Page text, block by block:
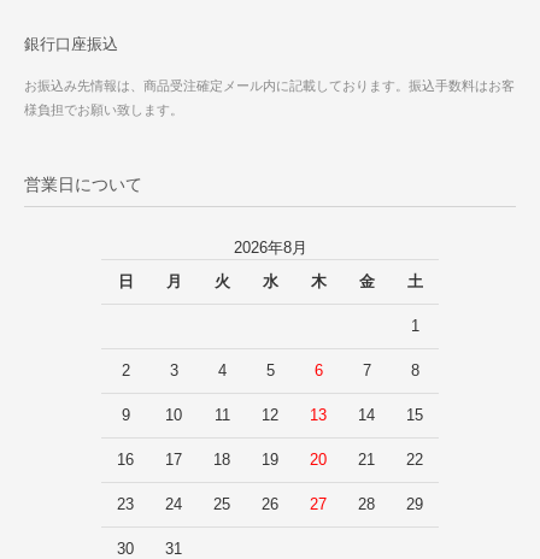
銀行口座振込
お振込み先情報は、商品受注確定メール内に記載しております。振込手数料はお客
様負担でお願い致します。
営業日について
2026年8月
日
月 火 水 木 金 土
1
2 3 4 5 6 7 8
9 10 11 12 13 14 15
16 17 18 19 20 21 22
23 24 25 26 27 28 29
30 31